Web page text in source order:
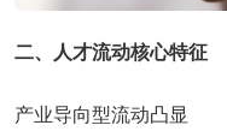
二、人才流动核心特征
产业导向型流动凸显‌